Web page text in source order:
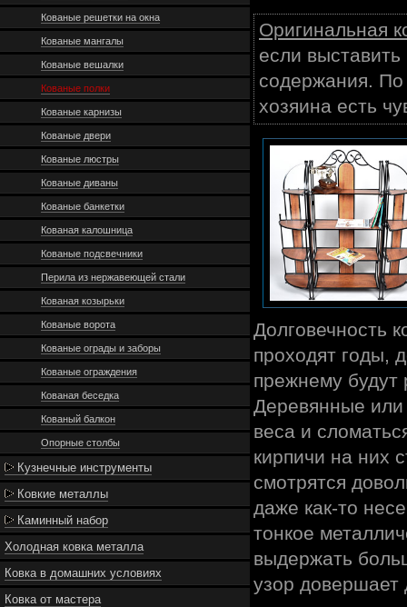
Кованые решетки на окна
Кованые мангалы
Кованые вешалки
Кованые полки
Кованые карнизы
Кованые двери
Кованые люстры
Кованые диваны
Кованые банкетки
Кованая калошница
Кованые подсвечники
Перила из нержавеющей стали
Кованая козырьки
Кованые ворота
Кованые ограды и заборы
Кованые ограждения
Кованая беседка
Кованый балкон
Опорные столбы
Кузнечные инструменты
Ковкие металлы
Каминный набор
Холодная ковка металла
Ковка в домашних условиях
Ковка от мастера
Оригинальная
если
содержания. По
хозяина есть
Долговечность
проходят годы,
прежнему будут
Деревянные или
веса и
кирпичи на них
смотрятся
даже как-то
тонкое
выдержать
узор довершает